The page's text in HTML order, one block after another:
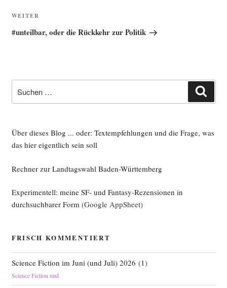
Nächster
Beitrag
WEITER
#unteilbar, oder die Rückkehr zur Politik
nach:
Über dieses Blog ... oder: Textempfehlungen und die Frage, was
das hier eigentlich sein soll
Rechner zur Landtagswahl Baden-Württemberg
Experimentell: meine SF- und Fantasy-Rezensionen in
durchsuchbarer Form(Google AppSheet)
FRISCH KOMMENTIERT
Science Fiction im Juni (und Juli) 2026 (1)
Science Fiction und